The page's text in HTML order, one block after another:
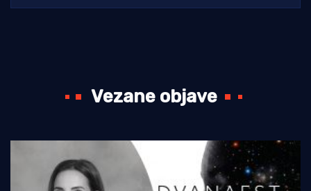
Vezane objave